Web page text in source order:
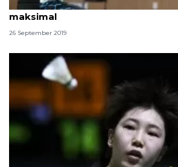
Korea Open 2019, Fitriani akui
maksimal
26 September 2019